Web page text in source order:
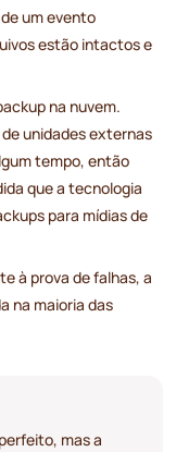
um evento
estão intactos e
na nuvem.
unidades externas
tempo, então
que a tecnologia
para mídias de
à prova de falhas, a
na maioria das
mas a